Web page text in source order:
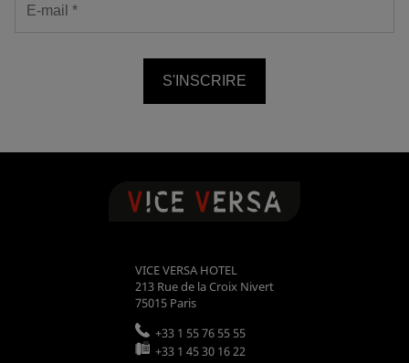
S'INSCRIRE
VICE VERSA HOTEL
213 Rue de la Croix Nivert
75015 Paris
+33 1 55 76 55 55
+33 1 45 30 16 22